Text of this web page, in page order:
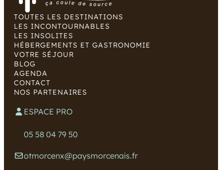
TOUTES LES DESTINATIONS
LES INCONTOURNABLES
LES INSOLITES
HÉBERGEMENTS ET GASTRONOMIE
VOTRE SÉJOUR
BLOG
AGENDA
CONTACT
NOS PARTENAIRES
ESPACE PRO
05 58 04 79 50
otmorcenx@paysmorcenais.fr